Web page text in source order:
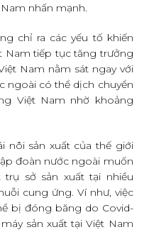
nhấn mạnh.
chỉ ra các yếu tố khiến
Nam tiếp tục tăng trưởng
Nam nằm sát ngay với
ngoài có thể dịch chuyển
Việt Nam nhờ khoảng
nôi sản xuất của thế giới
đoàn nước ngoài muốn
sở sản xuất tại nhiều
cung ứng. Ví như, việc
bị đóng băng do Covid-
sản xuất tại Việt Nam